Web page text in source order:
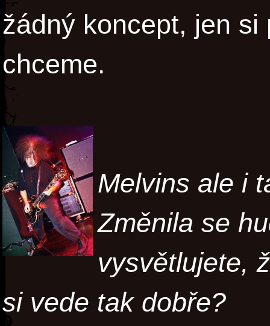
žádný koncept, jen si
chceme.
Melvins ale i
Změnila se
vysvětlujete,
si vede tak dobře?